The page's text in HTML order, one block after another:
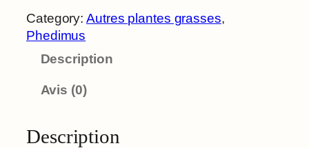
Category:Autres plantes grasses
Phedimus
Description
Avis (0)
Description